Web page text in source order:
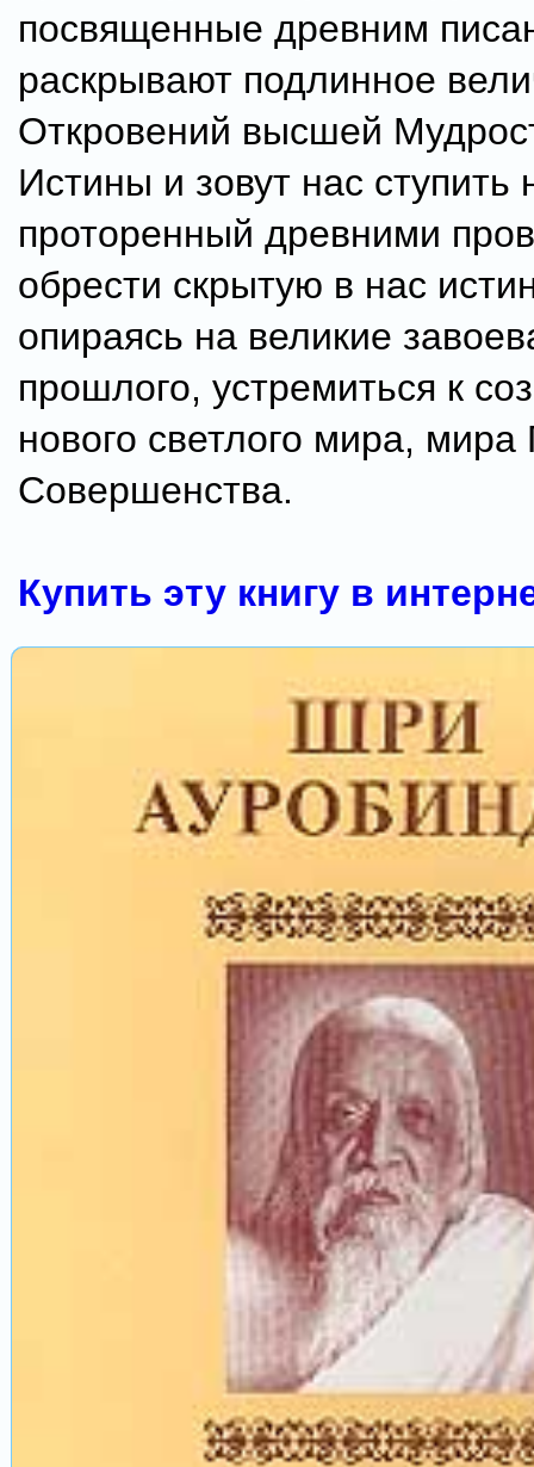
посвященные древним
раскрывают подлинное
Откровений высшей
Истины и зовут нас ступить
проторенный древними
обрести скрытую в нас
опираясь на великие
прошлого, устремиться к
нового светлого мира,
Совершенства.
Купить эту книгу в